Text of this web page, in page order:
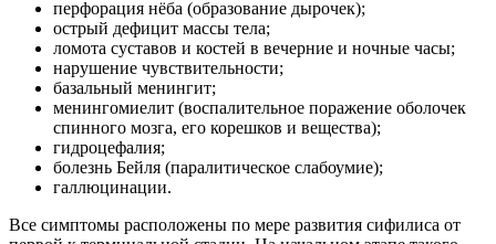
перфорация нёба (образование дырочек);
острый дефицит массы тела;
ломота суставов и костей в вечерние и ночные часы;
нарушение чувствительности;
базальный менингит;
менингомиелит (воспалительное поражение оболочек
спинного мозга, его корешков и вещества);
гидроцефалия;
болезнь Бейля (паралитическое слабоумие);
галлюцинации.
Все симптомы расположены по мере развития сифилиса от